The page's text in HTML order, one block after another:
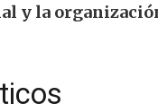
y la